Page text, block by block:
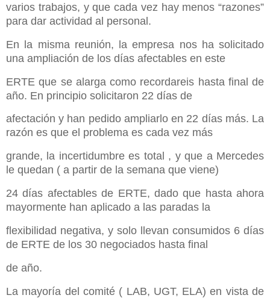
varios trabajos, y que cada vez hay menos “razones”
para dar actividad al personal.
En la misma reunión, la empresa nos ha solicitado
una ampliación de los días afectables en este
ERTE que se alarga como recordareis hasta final de
año. En principio solicitaron 22 días de
afectación y han pedido ampliarlo en 22 días más. La
razón es que el problema es cada vez más
grande, la incertidumbre es total , y que a Mercedes
le quedan ( a partir de la semana que viene)
24 días afectables de ERTE, dado que hasta ahora
mayormente han aplicado a las paradas la
flexibilidad negativa, y solo llevan consumidos 6 días
de ERTE de los 30 negociados hasta final
de año.
La mayoría del comité ( LAB, UGT, ELA) en vista de